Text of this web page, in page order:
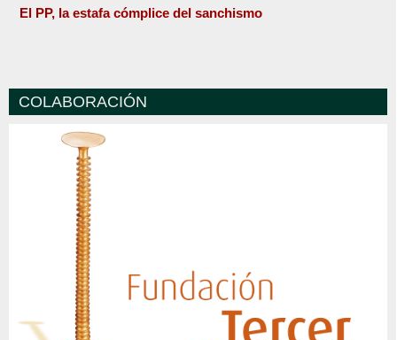
El PP, la estafa cómplice del sanchismo
COLABORACIÓN